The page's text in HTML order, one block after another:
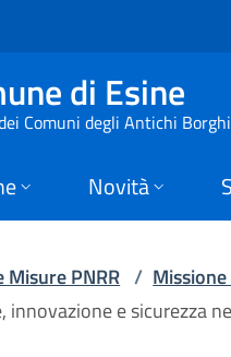
di Esine
Comuni degli Antichi
Novità
PNRR /
innovazione e sicurezza